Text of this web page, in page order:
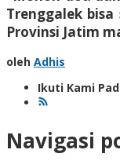
Trenggalek
Provinsi Jatim
oleh Adhis
Ikuti Kami
Navigasi